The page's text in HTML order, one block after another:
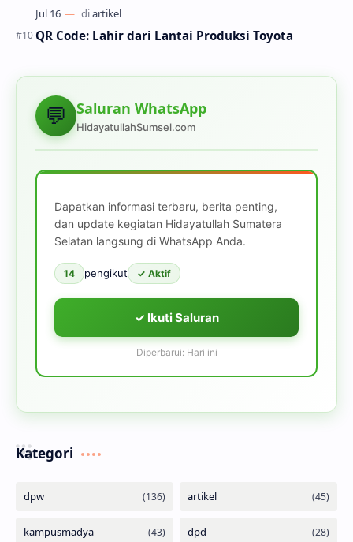
QR Code: Lahir dari Lantai Produksi Toyota
💬 Saluran WhatsApp
HidayatullahSumsel.com
Dapatkan informasi terbaru, berita penting,
dan update kegiatan Hidayatullah Sumatera
Selatan langsung di WhatsApp Anda.
14 pengikut ✓ Aktif
✓ Ikuti Saluran
Diperbarui: Hari ini
Kategori